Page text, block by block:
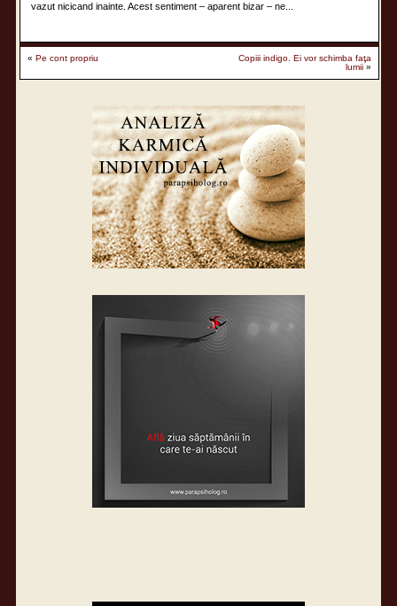
vazut nicicand inainte. Acest sentiment – aparent bizar – ne...
«Pe cont propriu
Copiii indigo. Ei vor schimba faţa
lumii»